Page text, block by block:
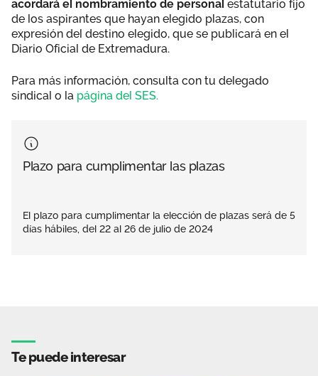
acordará el nombramiento de personal estatutario fijo
de los aspirantes que hayan elegido plazas, con
expresión del destino elegido, que se publicará en el
Diario Oficial de Extremadura.
Para más información, consulta con tu delegado
sindical o la página del SES.
Plazo para cumplimentar las plazas
El plazo para cumplimentar la elección de plazas será de 5
días hábiles, del 22 al 26 de julio de 2024
Te puede interesar